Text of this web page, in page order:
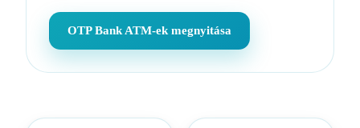
OTP Bank ATM-ek megnyitása